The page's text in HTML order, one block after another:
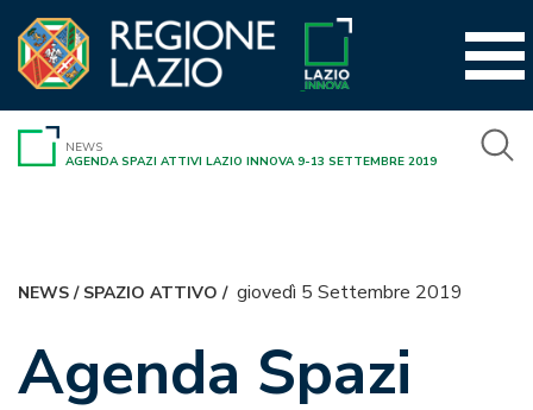
contenuto
NEWS
AGENDA SPAZI ATTIVI LAZIO INNOVA 9-13 SETTEMBRE 2019
NEWS/ SPAZIO ATTIVO / giovedì 5 Settembre 2019
Agenda Spazi